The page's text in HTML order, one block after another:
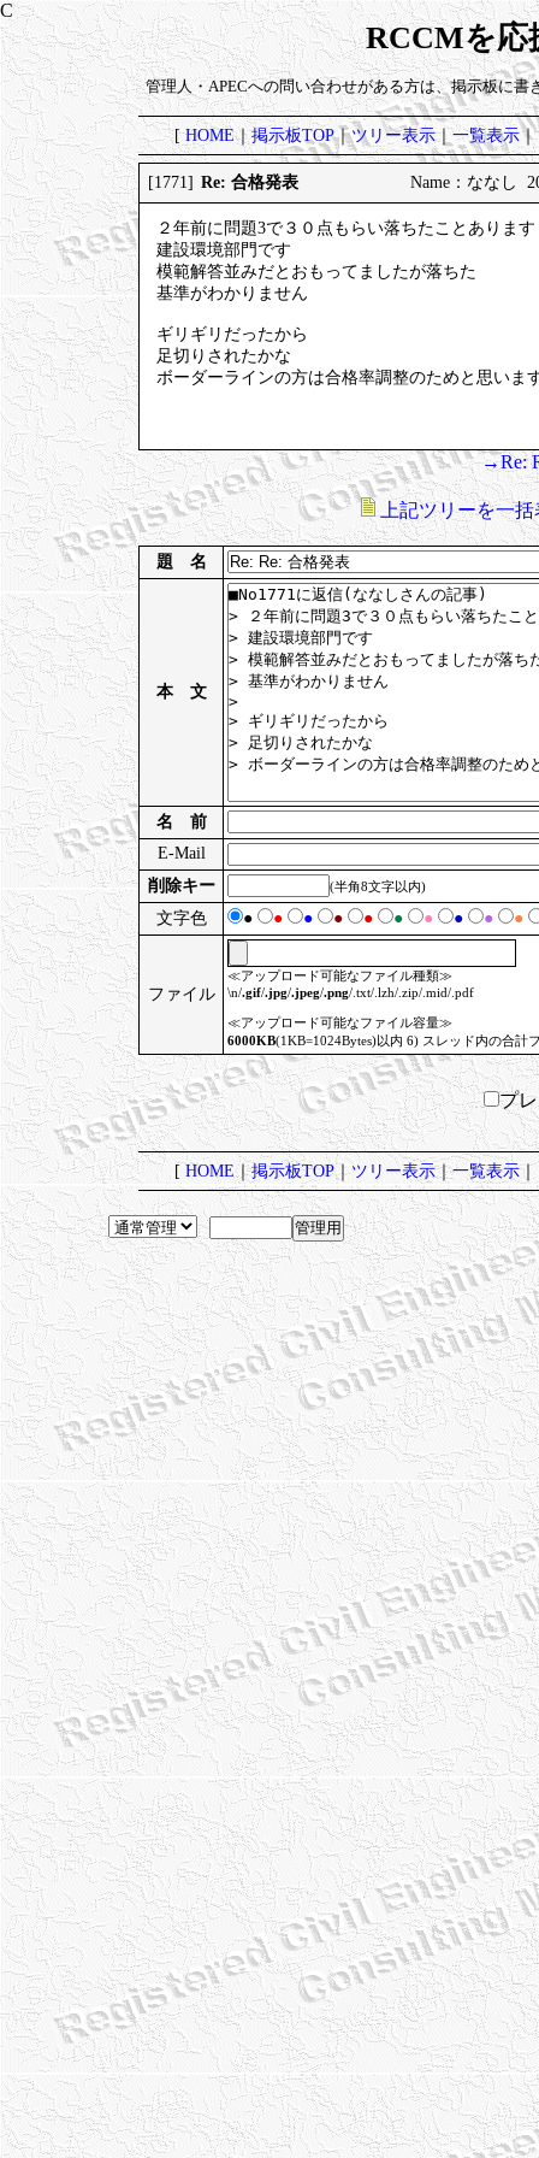
RCCMを応
管理人・APECへの問い合わせがある方は、掲示板に書
[HOME｜掲示板TOP｜ツリー表示｜一覧表示｜
[1771] Re: 合格発表 Name：ななし
２年前に問題3で３０点もらい落ちたことあります
建設環境部門です
模範解答並みだとおもってましたが落ちた
基準がわかりません
ギリギリだったから
足切りされたかな
ボーダーラインの方は合格率調整のためと思いま
→Re:
上記ツリーを一
題 名
本 文
名 前
E-Mail
削除キー
(半角8文字以内)
文字色 ● ● ● ● ● ● ● ● ● ●
ファイル
≪アップロード可能なファイル種類≫
\n/.gif/.jpg/.jpeg/.png/.txt/.lzh/.zip/.mid/.pdf
≪アップロード可能なファイル容量≫
6000KB(1KB=1024Bytes)以内 6) スレッド内の合計
プ
[ HOME｜掲示板TOP｜ツリー表示｜一覧表示｜